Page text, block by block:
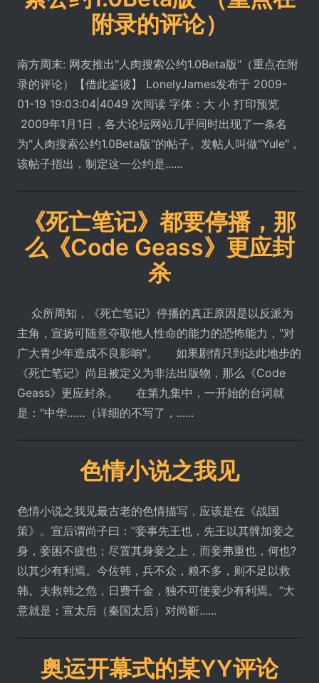
附录的评论）
南方周末: 网友推出"人肉搜索公约1.0Beta版"（重点在附
录的评论）【借此鉴彼】 LonelyJames发布于 2009-
01-19 19:03:04|4049 次阅读 字体：大 小 打印预览
2009年1月1日，各大论坛网站几乎同时出现了一条名
为"人肉搜索公约1.0Beta版"的帖子。发帖人叫做"Yule"，
该帖子指出，制定这一公约是......
《死亡笔记》都要停播，那
么《Code Geass》更应封
杀
众所周知，《死亡笔记》停播的真正原因是以反派为
主角，宣扬可随意夺取他人性命的能力的恐怖能力，"对
广大青少年造成不良影响"。 如果剧情只到达此地步的
《死亡笔记》尚且被定义为非法出版物，那么《Code
Geass》更应封杀。 在第九集中，一开始的台词就
是："中华……（详细的不写了，......
色情小说之我见
色情小说之我见最古老的色情描写，应该是在《战国
策》。宣后谓尚子曰：“妾事先王也，先王以其髀加妾之
身，妾困不疲也；尽置其身妾之上，而妾弗重也，何也?
以其少有利焉。今佐韩，兵不众，粮不多，则不足以救
韩。夫救韩之危，日费千金，独不可使妾少有利焉。”大
意就是：宣太后（秦国太后）对尚靳......
奥运开幕式的某YY评论